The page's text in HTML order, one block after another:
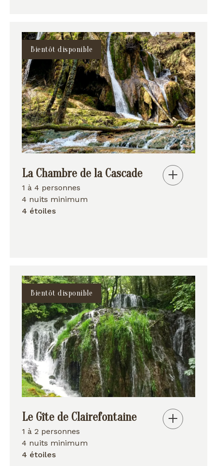
Bientôt disponible
La Chambre de la Cascade
1 à 4 personnes
4 nuits minimum
4 étoiles
Bientôt disponible
Le Gîte de Clairefontaine
1 à 2 personnes
4 nuits minimum
4 étoiles